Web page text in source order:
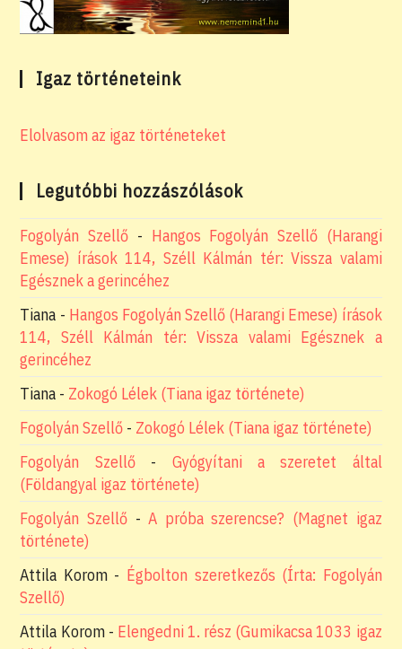
Igaz történeteink
Elolvasom az igaz történeteket
Legutóbbi hozzászólások
Fogolyán Szellő - Hangos Fogolyán Szellő (Harangi
Emese) írások 114, Széll Kálmán tér: Vissza valami
Egésznek a gerincéhez
Tiana - Hangos Fogolyán Szellő (Harangi Emese) írások
114, Széll Kálmán tér: Vissza valami Egésznek a
gerincéhez
Tiana - Zokogó Lélek (Tiana igaz története)
Fogolyán Szellő - Zokogó Lélek (Tiana igaz története)
Fogolyán Szellő- Gyógyítani a szeretet által
(Földangyal igaz története)
Fogolyán Szellő -A próba szerencse? (Magnet igaz
története)
Attila Korom- Égbolton szeretkezős (Írta: Fogolyán
Szellő)
Attila Korom- Elengedni 1. rész (Gumikacsa 1033 igaz